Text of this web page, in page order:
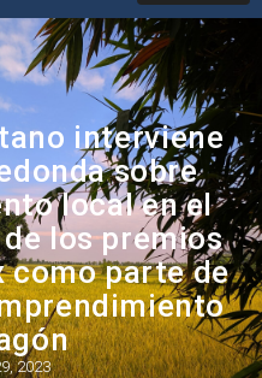
interviene
sobre
local en el
los premios
como parte de
2023